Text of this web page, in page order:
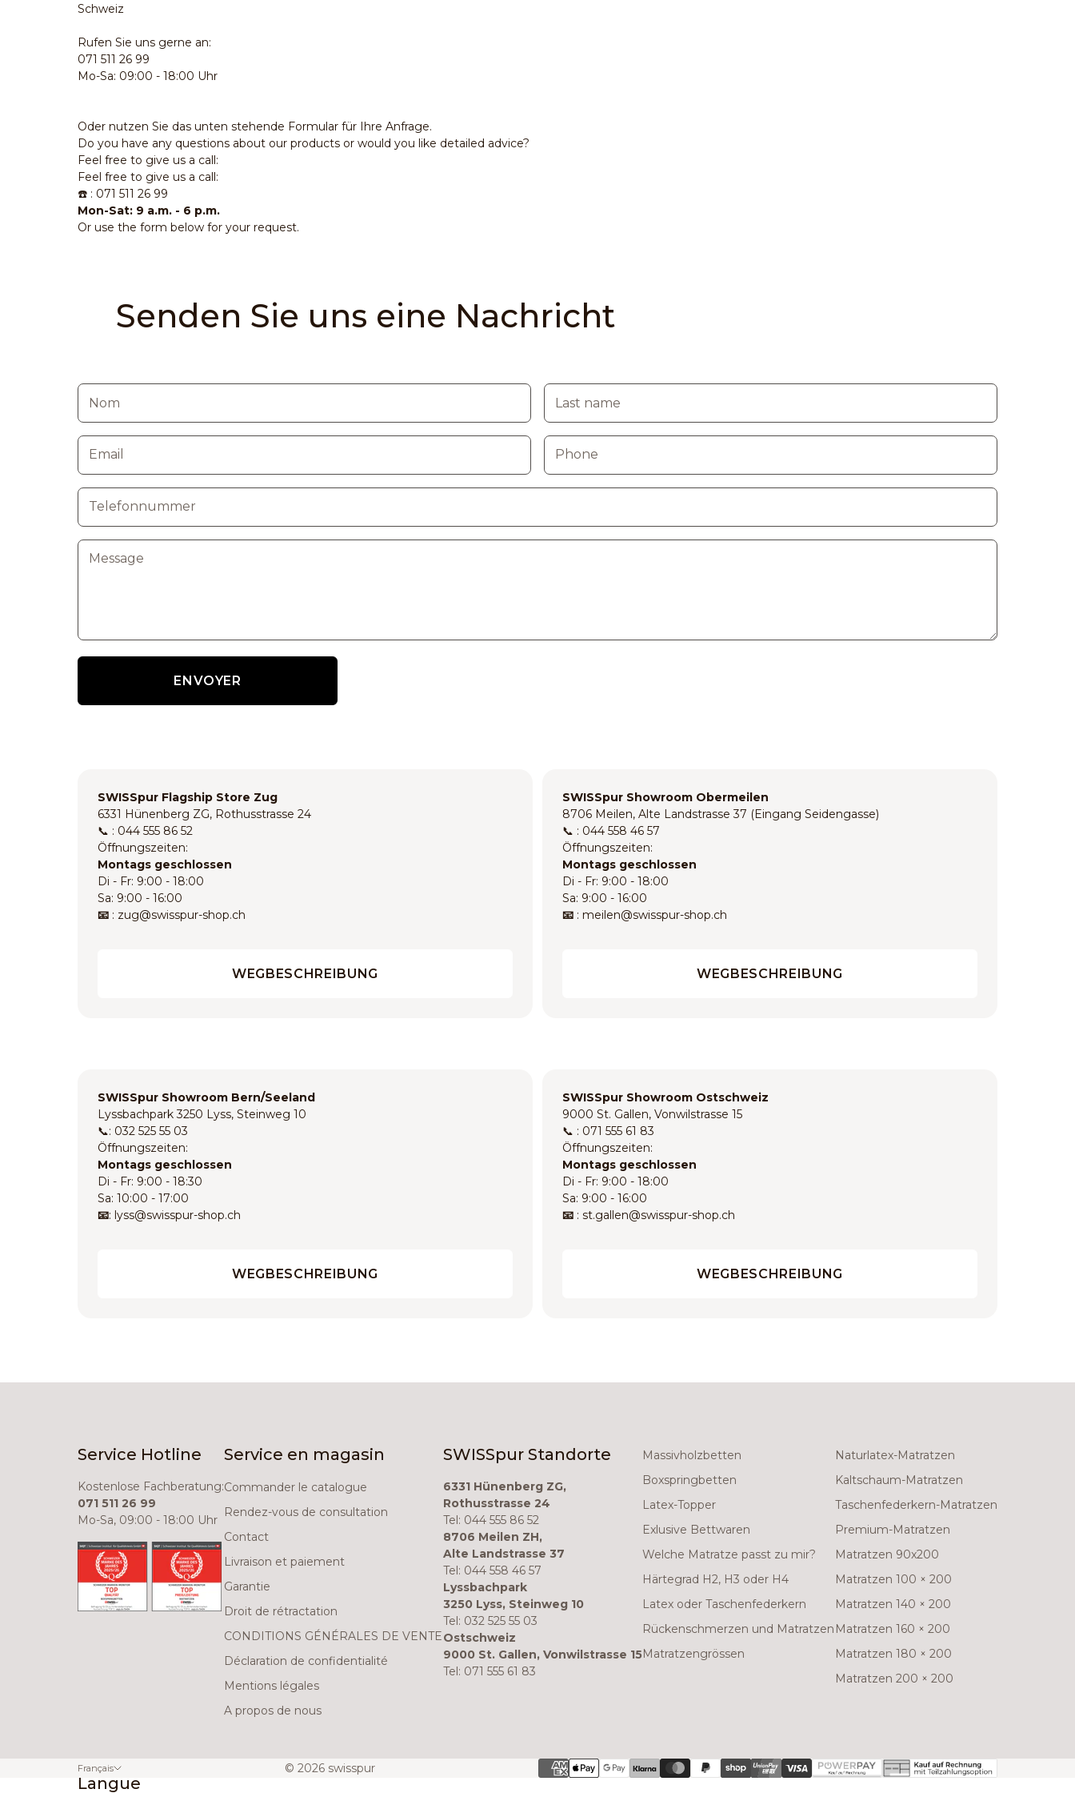
Schweiz
Rufen Sie uns gerne an:
071 511 26 99
Mo-Sa: 09:00 - 18:00 Uhr
Oder nutzen Sie das unten stehende Formular für Ihre Anfrage.
Do you have any questions about our products or would you like detailed advice?
Feel free to give us a call:
Feel free to give us a call:
☎️ : 071 511 26 99
Mon-Sat: 9 a.m. - 6 p.m.
Or use the form below for your request.
Senden Sie uns eine Nachricht
ENVOYER
SWISSpur Flagship Store Zug
6331 Hünenberg ZG, Rothusstrasse 24
📞 : 044 555 86 52
Öffnungszeiten:
Montags geschlossen
Di - Fr: 9:00 - 18:00
Sa: 9:00 - 16:00
📧 : zug@swisspur-shop.ch
WEGBESCHREIBUNG
SWISSpur Showroom Obermeilen
8706 Meilen, Alte Landstrasse 37 (Eingang Seidengasse)
📞 : 044 558 46 57
Öffnungszeiten:
Montags geschlossen
Di - Fr: 9:00 - 18:00
Sa: 9:00 - 16:00
📧 : meilen@swisspur-shop.ch
WEGBESCHREIBUNG
SWISSpur Showroom Bern/Seeland
Lyssbachpark 3250 Lyss, Steinweg 10
📞: 032 525 55 03
Öffnungszeiten:
Montags geschlossen
Di - Fr: 9:00 - 18:30
Sa: 10:00 - 17:00
📧: lyss@swisspur-shop.ch
WEGBESCHREIBUNG
SWISSpur Showroom Ostschweiz
9000 St. Gallen, Vonwilstrasse 15
📞 : 071 555 61 83
Öffnungszeiten:
Montags geschlossen
Di - Fr: 9:00 - 18:00
Sa: 9:00 - 16:00
📧 : st.gallen@swisspur-shop.ch
WEGBESCHREIBUNG
Service Hotline
Kostenlose Fachberatung:
071 511 26 99
Mo-Sa, 09:00 - 18:00 Uhr
Service en magasin
Commander le catalogue
Rendez-vous de consultation
Contact
Livraison et paiement
Garantie
Droit de rétractation
CONDITIONS GÉNÉRALES DE VENTE
Déclaration de confidentialité
Mentions légales
A propos de nous
SWISSpur Standorte
6331 Hünenberg ZG,
Rothusstrasse 24
Tel: 044 555 86 52
8706 Meilen ZH,
Alte Landstrasse 37
Tel: 044 558 46 57
Lyssbachpark
3250 Lyss, Steinweg 10
Tel: 032 525 55 03
Ostschweiz
9000 St. Gallen, Vonwilstrasse 15
Tel: 071 555 61 83
Massivholzbetten
Boxspringbetten
Latex-Topper
Exlusive Bettwaren
Welche Matratze passt zu mir?
Härtegrad H2, H3 oder H4
Latex oder Taschenfederkern
Rückenschmerzen und Matratzen
Matratzengrössen
Naturlatex-Matratzen
Kaltschaum-Matratzen
Taschenfederkern-Matratzen
Premium-Matratzen
Matratzen 90x200
Matratzen 100 × 200
Matratzen 140 × 200
Matratzen 160 × 200
Matratzen 180 × 200
Matratzen 200 × 200
Français
Langue
© 2026 swisspur